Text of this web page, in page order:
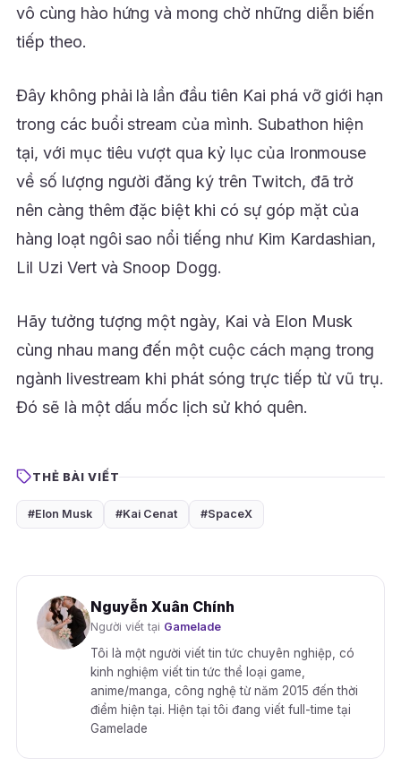
vô cùng hào hứng và mong chờ những diễn biến
tiếp theo.
Đây không phải là lần đầu tiên Kai phá vỡ giới hạn
trong các buổi stream của mình. Subathon hiện
tại, với mục tiêu vượt qua kỷ lục của Ironmouse
về số lượng người đăng ký trên Twitch, đã trở
nên càng thêm đặc biệt khi có sự góp mặt của
hàng loạt ngôi sao nổi tiếng như Kim Kardashian,
Lil Uzi Vert và Snoop Dogg.
Hãy tưởng tượng một ngày, Kai và Elon Musk
cùng nhau mang đến một cuộc cách mạng trong
ngành livestream khi phát sóng trực tiếp từ vũ trụ.
Đó sẽ là một dấu mốc lịch sử khó quên.
THẺ BÀI VIẾT
#Elon Musk #Kai Cenat #SpaceX
Nguyễn Xuân Chính
Người viết tại Gamelade
Tôi là một người viết tin tức chuyên nghiệp, có
kinh nghiệm viết tin tức thể loại game,
anime/manga, công nghệ từ năm 2015 đến thời
điểm hiện tại. Hiện tại tôi đang viết full-time tại
Gamelade